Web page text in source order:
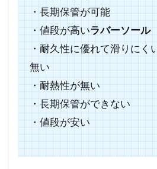
・長期保管が可能
・値段が高いラバーソール
・耐久性に優れて滑りにく
無い
・耐熱性が無い
・長期保管ができない
・値段が安い